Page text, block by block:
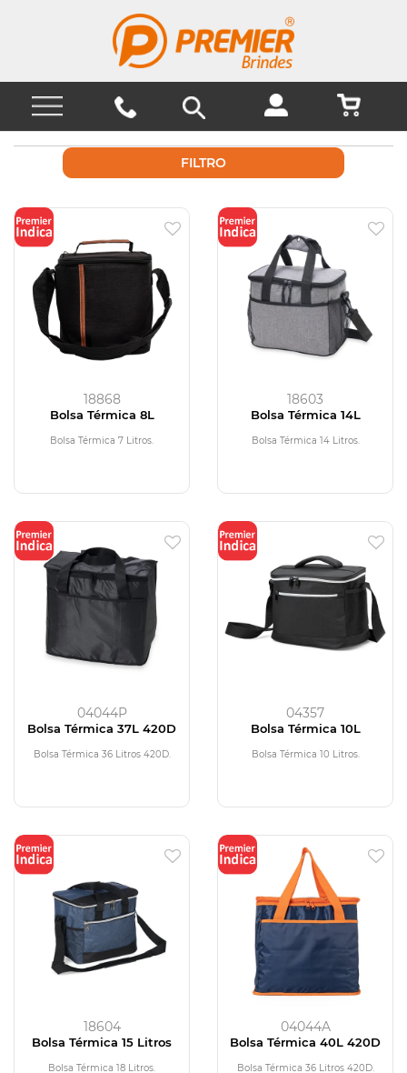
FILTRO
18868
Bolsa Térmica 8L
Bolsa Térmica 7 Litros.
18603
Bolsa Térmica 14L
Bolsa Térmica 14 Litros.
04044P
Bolsa Térmica 37L 420D
Bolsa Térmica 36 Litros 420D.
04357
Bolsa Térmica 10L
Bolsa Térmica 10 Litros.
18604
Bolsa Térmica 15 Litros
Bolsa Térmica 18 Litros.
04044A
Bolsa Térmica 40L 420D
Bolsa Térmica 36 Litros 420D.